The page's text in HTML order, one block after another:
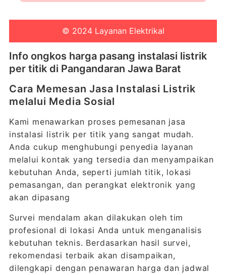
© 2024 Layanan Elektrikal
Info ongkos harga pasang instalasi listrik
per titik di Pangandaran Jawa Barat
Cara Memesan Jasa Instalasi Listrik
melalui Media Sosial
Kami menawarkan proses pemesanan jasa
instalasi listrik per titik yang sangat mudah.
Anda cukup menghubungi penyedia layanan
melalui kontak yang tersedia dan menyampaikan
kebutuhan Anda, seperti jumlah titik, lokasi
pemasangan, dan perangkat elektronik yang
akan dipasang
Survei mendalam akan dilakukan oleh tim
profesional di lokasi Anda untuk menganalisis
kebutuhan teknis. Berdasarkan hasil survei,
rekomendasi terbaik akan disampaikan,
dilengkapi dengan penawaran harga dan jadwal